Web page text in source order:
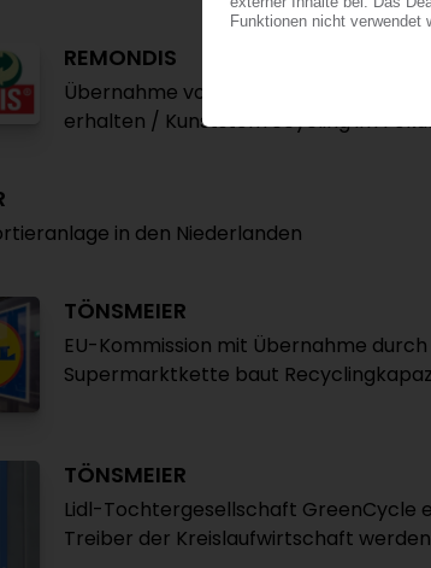
REMONDIS
Übernahme von DSD beschlossen /
erhalten / Kunststoffrecycling im
in den Niederlanden
TÖNSMEIER
EU-Kommission mit Übernahme
Supermarktkette baut
TÖNSMEIER
Lidl-Tochtergesellschaft GreenCycle
Treiber der Kreislaufwirtschaft